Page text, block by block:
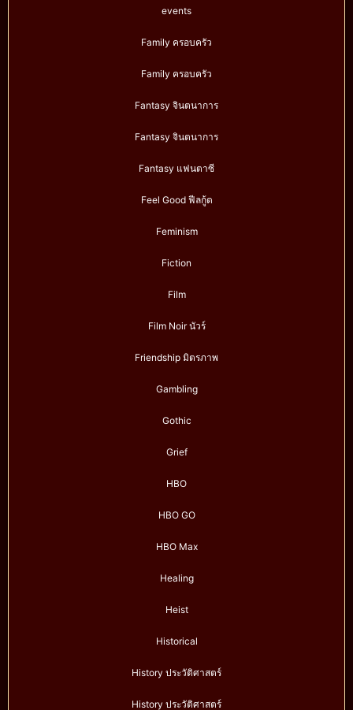
events
Family ครอบครัว
Family ครอบครัว
Fantasy จินตนาการ
Fantasy จินตนาการ
Fantasy แฟนตาซี
Feel Good ฟีลกู้ด
Feminism
Fiction
Film
Film Noir นัวร์
Friendship มิตรภาพ
Gambling
Gothic
Grief
HBO
HBO GO
HBO Max
Healing
Heist
Historical
History ประวัติศาสตร์
History ประวัติศาสตร์